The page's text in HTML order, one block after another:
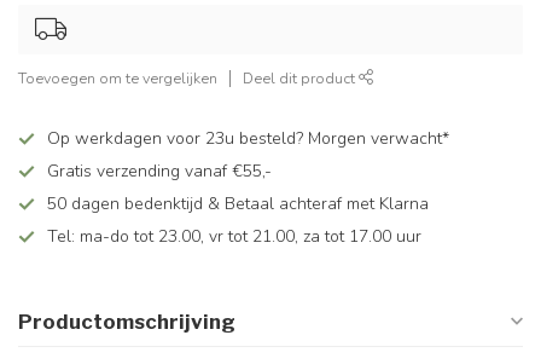
Toevoegen om te vergelijken Deel dit product
Op werkdagen voor 23u besteld? Morgen verwacht*
Gratis verzending vanaf €55,-
50 dagen bedenktijd & Betaal achteraf met Klarna
Tel: ma-do tot 23.00, vr tot 21.00, za tot 17.00 uur
Productomschrijving